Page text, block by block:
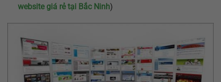
website giá rẻ tại Bắc Ninh)